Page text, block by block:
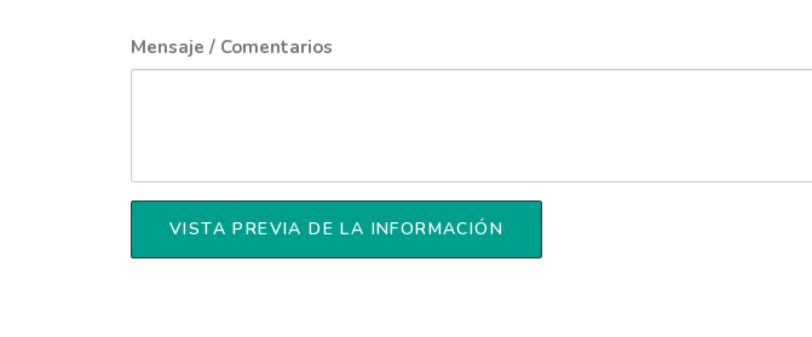
Mensaje / Comentarios